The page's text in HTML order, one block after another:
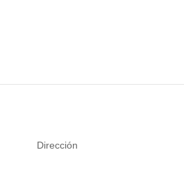
Dirección